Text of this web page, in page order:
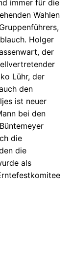
immer für die
Wahlen
Holger
der
Lühr, der
den
ist neuer
bei den
die
die
als